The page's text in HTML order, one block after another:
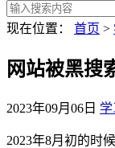
现在位置： 首页 >
网站被黑搜
2023年09月06日
2023年8月初的时